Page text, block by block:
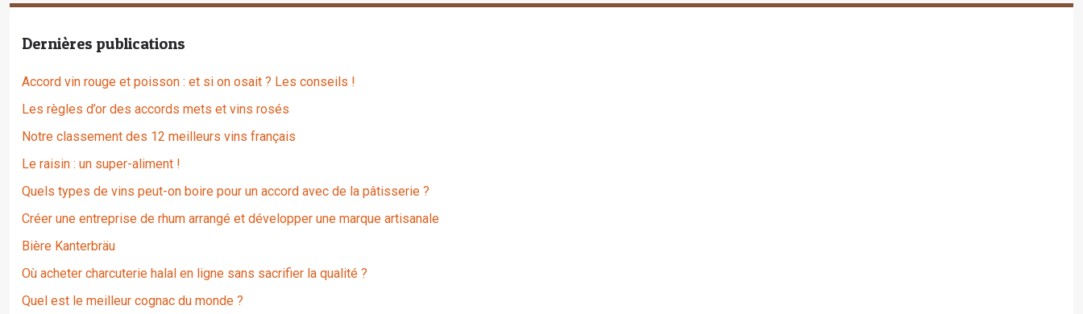
Dernières publications
Accord vin rouge et poisson : et si on osait ? Les conseils !
Les règles d’or des accords mets et vins rosés
Notre classement des 12 meilleurs vins français
Le raisin : un super-aliment !
Quels types de vins peut-on boire pour un accord avec de la pâtisserie ?
Créer une entreprise de rhum arrangé et développer une marque artisanale
Bière Kanterbräu
Où acheter charcuterie halal en ligne sans sacrifier la qualité ?
Quel est le meilleur cognac du monde ?